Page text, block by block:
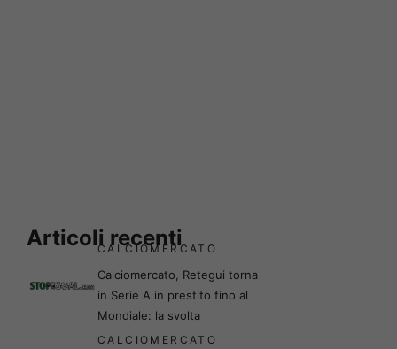
Articoli recenti
CALCIOMERCATO
Calciomercato, Retegui torna
in Serie A in prestito fino al
Mondiale: la svolta
CALCIOMERCATO